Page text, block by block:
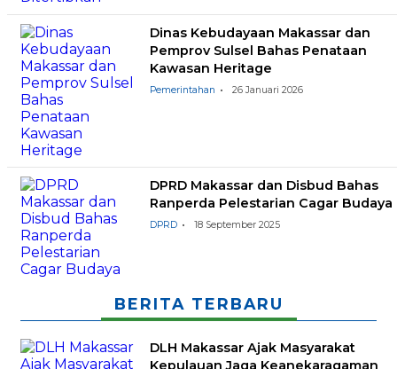
Dinas Kebudayaan Makassar dan
Pemprov Sulsel Bahas Penataan
Kawasan Heritage
Pemerintahan 26 Januari 2026
DPRD Makassar dan Disbud Bahas
Ranperda Pelestarian Cagar Budaya
DPRD 18 September 2025
BERITA TERBARU
DLH Makassar Ajak Masyarakat
Kepulauan Jaga Keanekaragaman